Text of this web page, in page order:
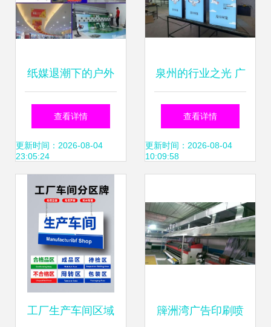
纸媒退潮下的户外
广告奇兵 揭秘聚美
广告加盟前景
查看详情
更新时间：2026-08-04
23:05:24
泉州的行业之光 广
告灯箱制作的标杆
实践
查看详情
更新时间：2026-08-04
10:09:58
工厂生产车间区域 簰洲湾广告印刷喷